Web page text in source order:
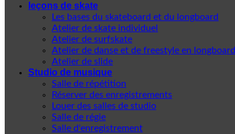
leçons de skate
Les bases du skateboard et du longboard
Atelier de skate individuel
Atelier de surfskate
Atelier de danse et de freestyle en longboard
Atelier de slide
Studio de musique
Salle de répétition
Réserver des enregistrements
Louer des salles de studio
Salle de régie
Salle d'enregistrement